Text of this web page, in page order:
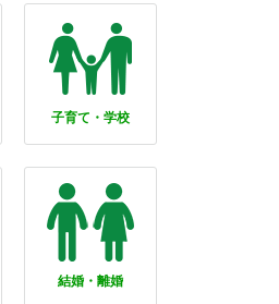
子育て・学校
結婚・離婚